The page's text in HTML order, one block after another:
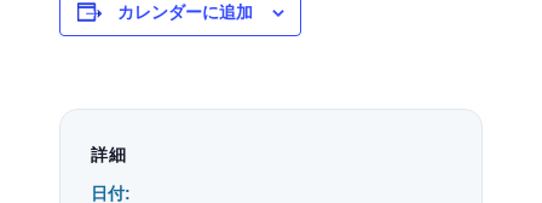
カレンダーに追加
詳細
日付: